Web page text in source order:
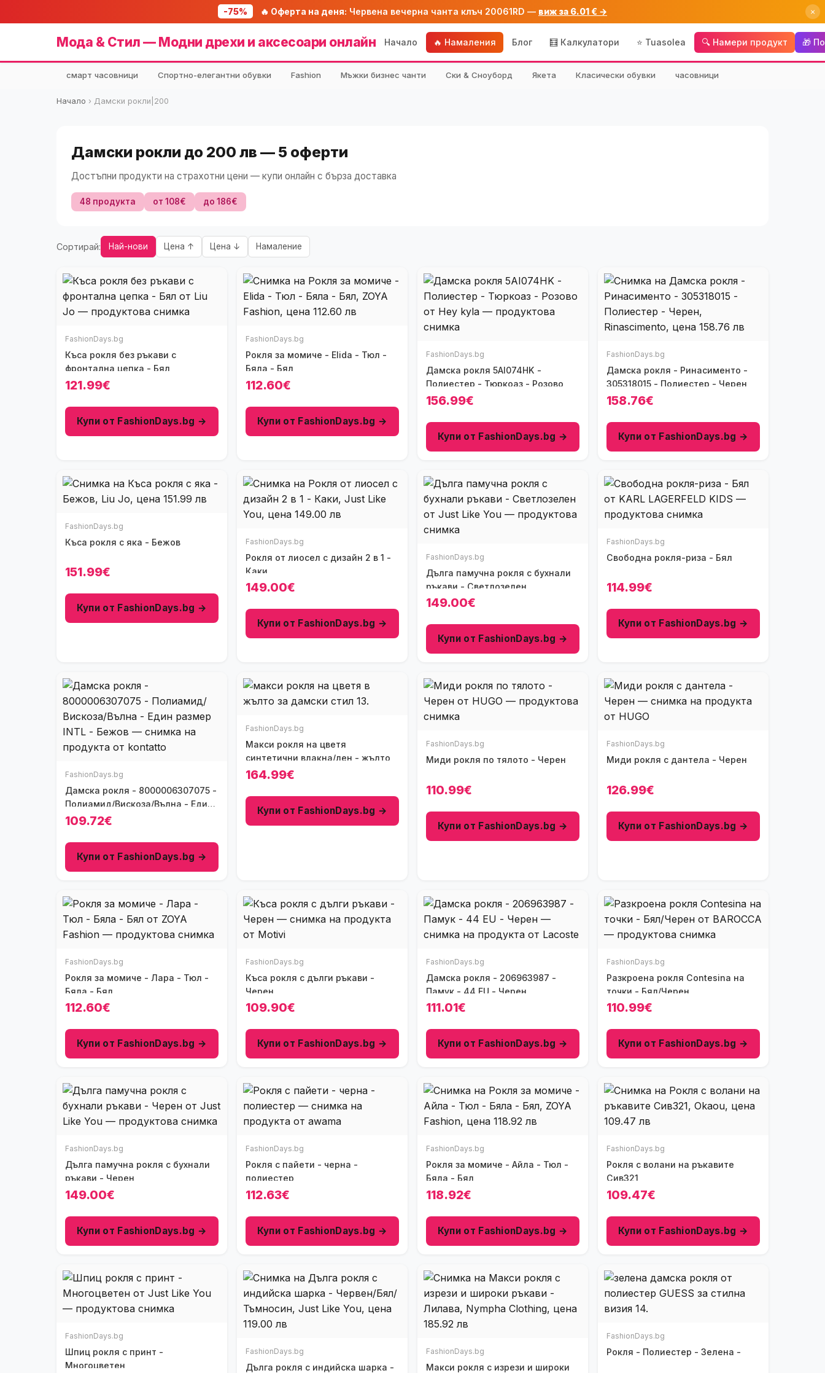
-75% 🔥 Оферта на деня: Червена вечерна чанта клъч 20061RD — виж за 6.01 € → ×
Мода & Стил — Модни дрехи и аксесоари онлайн Начало 🔥 Намаления Блог 🧮 Калкулатори ⭐ Tuasolea 🔍 Намери продукт 🎁
смарт часовници Спортно-елегантни обувки Fashion Мъжки бизнес чанти Ски & Сноуборд Якета Класически обувки часовници
Начало › Дамски рокли|200
Дамски рокли до 200 лв — 5 оферти
Достъпни продукти на страхотни цени — купи онлайн с бърза доставка
48 продукта от 108€ до 186€
Сортирай: Най-нови Цена ↑ Цена ↓ Намаление
FashionDays.bg
Къса рокля без ръкави с
фронтална цепка - Бял
121.99€
Купи от FashionDays.bg →
FashionDays.bg
Рокля за момиче - Elida - Тюл -
Бяла - Бял
112.60€
Купи от FashionDays.bg →
FashionDays.bg
Дамска рокля 5AI074HK -
Полиестер - Тюркоаз - Розово
156.99€
Купи от FashionDays.bg →
FashionDays.bg
Дамска рокля - Ринасименто -
305318015 - Полиестер - Черен
158.76€
Купи от FashionDays.bg →
FashionDays.bg
Къса рокля с яка - Бежов
151.99€
Купи от FashionDays.bg →
FashionDays.bg
Рокля от лиосел с дизайн 2 в 1 -
Каки
149.00€
Купи от FashionDays.bg →
FashionDays.bg
Дълга памучна рокля с бухнали
ръкави - Светлозелен
149.00€
Купи от FashionDays.bg →
FashionDays.bg
Свободна рокля-риза - Бял
114.99€
Купи от FashionDays.bg →
FashionDays.bg
Дамска рокля - 8000006307075 -
Полиамид/Вискоза/Вълна - Един
размер INTL - Бежов
109.72€
Купи от FashionDays.bg →
FashionDays.bg
Макси рокля на цветя
синтетични влакна/лен - жълто
164.99€
Купи от FashionDays.bg →
FashionDays.bg
Миди рокля по тялото - Черен
110.99€
Купи от FashionDays.bg →
FashionDays.bg
Миди рокля с дантела - Черен
126.99€
Купи от FashionDays.bg →
FashionDays.bg
Рокля за момиче - Лара - Тюл -
Бяла - Бял
112.60€
Купи от FashionDays.bg →
FashionDays.bg
Къса рокля с дълги ръкави -
Черен
109.90€
Купи от FashionDays.bg →
FashionDays.bg
Дамска рокля - 206963987 -
Памук - 44 EU - Черен
111.01€
Купи от FashionDays.bg →
FashionDays.bg
Разкроена рокля Contesina на
точки - Бял/Черен
110.99€
Купи от FashionDays.bg →
FashionDays.bg
Дълга памучна рокля с бухнали
ръкави - Черен
149.00€
Купи от FashionDays.bg →
FashionDays.bg
Рокля с пайети - черна -
полиестер
112.63€
Купи от FashionDays.bg →
FashionDays.bg
Рокля за момиче - Айла - Тюл -
Бяла - Бял
118.92€
Купи от FashionDays.bg →
FashionDays.bg
Рокля с волани на ръкавите
Сив321
109.47€
Купи от FashionDays.bg →
FashionDays.bg
Шпиц рокля с принт -
Многоцветен
FashionDays.bg
Дълга рокля с индийска шарка -
FashionDays.bg
Макси рокля с изрези и широки
FashionDays.bg
Рокля - Полиестер - Зелена -